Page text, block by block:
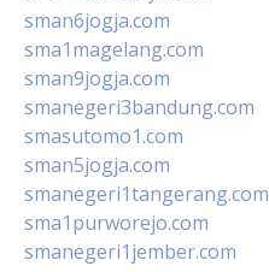
sman6jogja.com
sma1magelang.com
sman9jogja.com
smanegeri3bandung.com
smasutomo1.com
sman5jogja.com
smanegeri1tangerang.com
sma1purworejo.com
smanegeri1jember.com